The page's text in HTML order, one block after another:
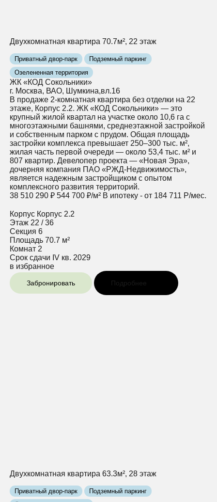
Двухкомнатная квартира 70.7м², 22 этаж
Приватный двор-парк
Подземный паркинг
Озелененная территория
ЖК «КОД Сокольники»
г. Москва, ВАО, Шумкина,вл.16
В продаже 2-комнатная квартира без отделки на 22
этаже, Корпус 2.2. ЖК «КОД Сокольники» — это
крупный жилой квартал на участке около 10,6 га с
многоэтажными башнями, среднеэтажной застройкой
и собственным парком с прудом. Общая площадь
застройки комплекса превышает 250–300 тыс. м²,
жилая часть первой очереди — около 53,4 тыс. м² и
807 квартир. Девелопер проекта — «Новая Эра»,
дочерняя компания ПАО «РЖД‑Недвижимость»,
является надежным застройщиком с опытом
комплексного развития территорий.
38 510 290 ₽ 544 700 ₽/м² В ипотеку - от 184 711 Р/мес.
Корпус Корпус 2.2
Этаж 22 / 36
Секция 6
Площадь 70.7 м²
Комнат 2
Срок сдачи IV кв. 2029
в избранное
Забронировать Подробнее
Двухкомнатная квартира 63.3м², 28 этаж
Приватный двор-парк
Подземный паркинг